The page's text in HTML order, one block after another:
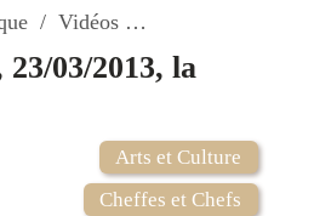
Vidéos
03/2013, la
Arts et Culture
Cheffes et Chefs